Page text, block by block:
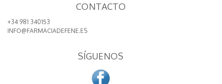
CONTACTO
+34 981 340153
INFO@FARMACIADEFENE.ES
SÍGUENOS